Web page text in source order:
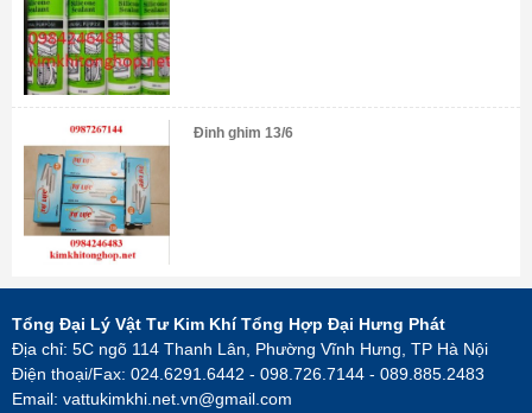
Đinh ghim 13/6
Tổng Đại Lý Vật Tư Kim Khí Tổng Hợp Đại Hưng Phát
Địa chỉ: 5C ngõ 114 Thanh Lân, Phường Vĩnh Hưng, TP Hà Nội
Điện thoại/Fax: 024.6291.6442 - 098.726.7144 - 089.885.2483
Email: vattukimkhi.net.vn@gmail.com